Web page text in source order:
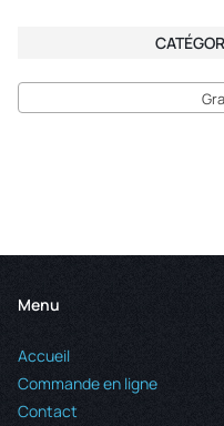
Menu
Accueil
Commande en ligne
Contact